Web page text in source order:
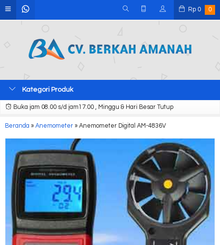
Rp 0 0
Kategori Produk
Buka jam 08.00 s/d jam17.00 , Minggu & Hari Besar Tutup
Beranda » Anemometer » Anemometer Digital AM-4836V